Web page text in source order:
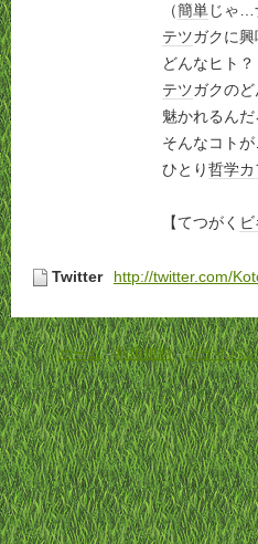
（簡単じゃ…
テツガクに興
どんなヒト？
テツガクの
魅かれるんだ
そんなコト
ひとり哲学カ
【てつがく
Twitter http://twitter.com/
ホーム-利用規約-プライバ